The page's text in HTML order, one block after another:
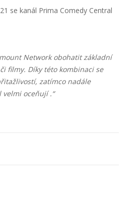
se kanál Prima Comedy Central
Network obohatit základní
filmy. Díky této kombinaci se
zatímco nadále
oceňují .“